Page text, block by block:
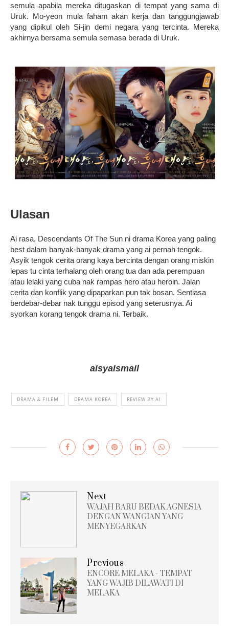
semula apabila mereka ditugaskan di tempat yang sama di
Uruk. Mo-yeon mula faham akan kerja dan tanggungjawab
yang dipikul oleh Si-jin demi negara yang tercinta. Mereka
akhirnya bersama semula semasa berada di Uruk.
Ulasan
Ai rasa, Descendants Of The Sun ni drama Korea yang paling
best dalam banyak-banyak drama yang ai pernah tengok.
Asyik tengok cerita orang kaya bercinta dengan orang miskin
lepas tu cinta terhalang oleh orang tua dan ada perempuan
atau lelaki yang cuba nak rampas hero atau heroin. Jalan
cerita dan konflik yang dipaparkan pun tak bosan. Sentiasa
berdebar-debar nak tunggu episod yang seterusnya. Ai
syorkan korang tengok drama ni. Terbaik.
aisyaismail
DRAMA & FILEM DRAMA KOREA REVIEW BY AI
Next
WAJAH BARU BEDAK AGNESIA
DENGAN WANGIAN YANG
MENYEGARKAN
Previous
ENCORE MELAKA - TEMPAT
YANG WAJIB DILAWATI DI
MELAKA